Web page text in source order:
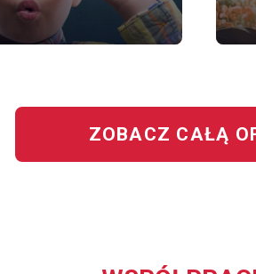
OFERTĘ
ZOBACZ CAŁĄ